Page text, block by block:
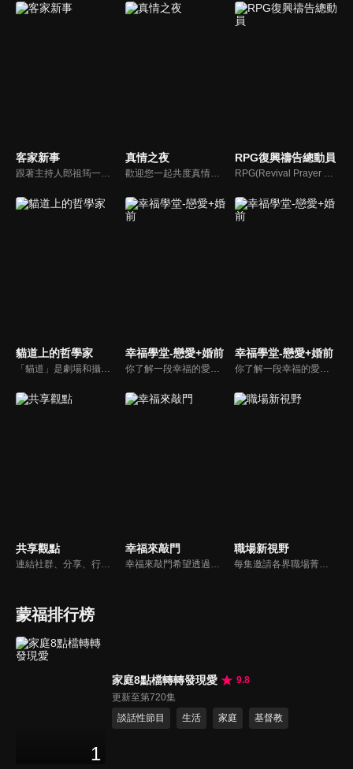
客家新事
跟著主持人郎祖筠一起關心客家事，體驗客家文化之美，透過見證分享一同經歷上帝的恩典。
真情之夜
歡迎您一起共度真情之夜，透過見證、詩歌讓我們一同進入在這個城市裡，許許多多的真情故事、真情人生。
RPG復興禱告總動員
RPG(Revival Prayer Group復興禱告小組)，只要三個人聚集就可以禱告。由寇紹恩牧師特別參與製作、主持，讓見證複製見證，使聽聞中的神蹟奇事，成為你我的經歷，進而翻轉迎向復興！
貓道上的哲學家
「貓道」是劇場和攝影棚的象徵，而孩子是天生的哲學家，他們進入攝影棚中的小劇場思考、對話，並且從貓道上看下來，總是會有不同視角，故片名為《貓道上的哲學家》，在GOOD TV播出。
幸福學堂-戀愛+婚前
你了解一段幸福的愛情是如何發展出來的嗎？你對你心中那一個對象，到底是愛還是喜歡？難道喜歡跟愛差距很大嗎？讓我們的大師來消除你心中的疑惑。
幸福學堂-戀愛+婚前
你了解一段幸福的愛情是如何發展出來的嗎？你對你心中那一個對象，到底是愛還是喜歡？難道喜歡跟愛差距很大嗎？讓我們的大師來消除你心中的疑惑。
共享觀點
連結社群、分享、行動的特色，運用講道學的架構，談論包含基要真理、生活話題及神學裝備三大面向主題。身為第六代基督徒，從小在教會中長大的周巽正，與第一代基督徒的廖文華，背景及生活經歷都不同，在節目中以輕鬆對談的方式，貢獻出不同角度的觀點。
幸福來敲門
幸福來敲門希望透過藝人、觀眾、夫妻來賓的經驗分享以及專家解析：傳遞聖經中的家庭價值觀，提供現代人面臨婚姻與家庭各種狀況接踵而來時的答案，並且邀請上帝成為每個家庭的主人。
職場新視野
每集邀請各界職場菁英分享心路歷程與觀點，喬美倫老師也透過主題性的真理論述，幫助你我走入合神心意的職場文化。
蒙福排行榜
1
家庭8點檔轉轉發現愛
9.8
更新至第720集
談話性節目
生活 家庭 基督教